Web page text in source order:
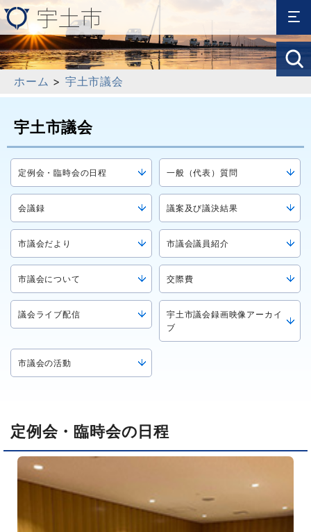
ホーム > 宇土市議会
宇土市議会
定例会・臨時会の日程 一般（代表）質問
会議録 議案及び議決結果
市議会だより 市議会議員紹介
市議会について 交際費
議会ライブ配信
宇土市議会録画映像アーカイ
ブ
市議会の活動
定例会・臨時会の日程